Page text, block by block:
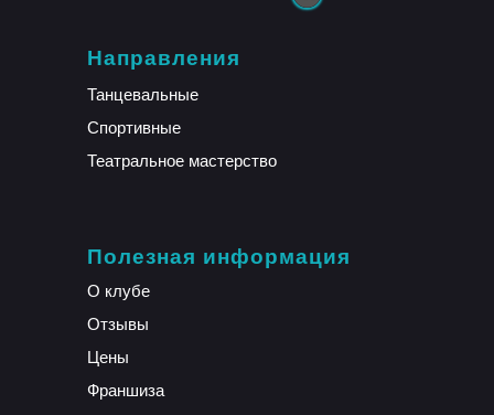
Направления
Танцевальные
Спортивные
Театральное мастерство
Полезная информация
О клубе
Отзывы
Цены
Франшиза